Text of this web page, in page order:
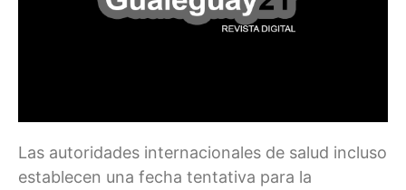
Las autoridades internacionales de salud incluso
establecen una fecha tentativa para la